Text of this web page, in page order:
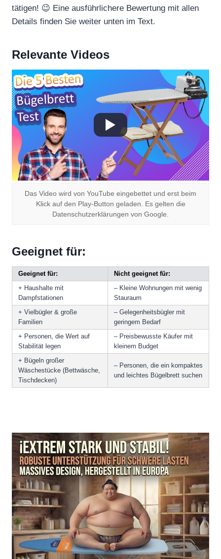
tätigen! 😉 Eine ausführlichere Bewertung mit allen
Details finden Sie weiter unten im Text.
Relevante Videos
Das Video wird von YouTube eingebettet und erst beim
Klick auf den Play-Button geladen. Es gelten die
Datenschutzerklärungen von Google.
Geeignet für:
Geeignet für:
Nicht geeignet für:
+ Haushalte mit
Dampfstationen
– Kleine Wohnungen mit wenig
Stauraum
+ Vielbügler & große
Familien
– Gelegenheitsbügler mit
geringem Bedarf
+ Personen, die Wert auf
Stabilität legen
– Preisbewusste Käufer mit
kleinem Budget
+ Bügeln großer
Wäschestücke (Bettwäsche,
Tischdecken)
– Personen, die ein kompaktes
und leichtes Bügelbrett suchen